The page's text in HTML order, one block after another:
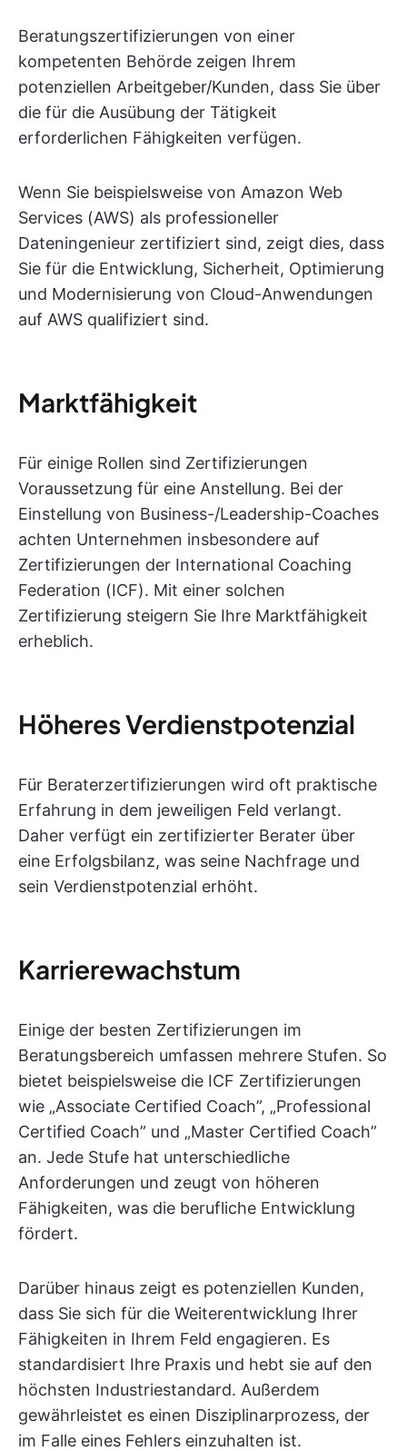
Beratungszertifizierungen von einer
kompetenten Behörde zeigen Ihrem
potenziellen Arbeitgeber/Kunden, dass Sie über
die für die Ausübung der Tätigkeit
erforderlichen Fähigkeiten verfügen.
Wenn Sie beispielsweise von Amazon Web
Services (AWS) als professioneller
Dateningenieur zertifiziert sind, zeigt dies, dass
Sie für die Entwicklung, Sicherheit, Optimierung
und Modernisierung von Cloud-Anwendungen
auf AWS qualifiziert sind.
Marktfähigkeit
Für einige Rollen sind Zertifizierungen
Voraussetzung für eine Anstellung. Bei der
Einstellung von Business-/Leadership-Coaches
achten Unternehmen insbesondere auf
Zertifizierungen der International Coaching
Federation (ICF). Mit einer solchen
Zertifizierung steigern Sie Ihre Marktfähigkeit
erheblich.
Höheres Verdienstpotenzial
Für Beraterzertifizierungen wird oft praktische
Erfahrung in dem jeweiligen Feld verlangt.
Daher verfügt ein zertifizierter Berater über
eine Erfolgsbilanz, was seine Nachfrage und
sein Verdienstpotenzial erhöht.
Karrierewachstum
Einige der besten Zertifizierungen im
Beratungsbereich umfassen mehrere Stufen. So
bietet beispielsweise die ICF Zertifizierungen
wie „Associate Certified Coach”, „Professional
Certified Coach” und „Master Certified Coach”
an. Jede Stufe hat unterschiedliche
Anforderungen und zeugt von höheren
Fähigkeiten, was die berufliche Entwicklung
fördert.
Darüber hinaus zeigt es potenziellen Kunden,
dass Sie sich für die Weiterentwicklung Ihrer
Fähigkeiten in Ihrem Feld engagieren. Es
standardisiert Ihre Praxis und hebt sie auf den
höchsten Industriestandard. Außerdem
gewährleistet es einen Disziplinarprozess, der
im Falle eines Fehlers einzuhalten ist.